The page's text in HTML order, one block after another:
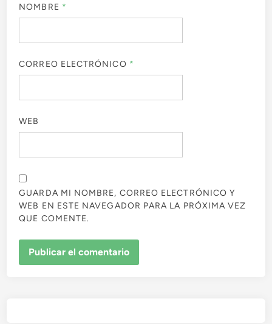
NOMBRE *
CORREO ELECTRÓNICO *
WEB
GUARDA MI NOMBRE, CORREO ELECTRÓNICO Y
WEB EN ESTE NAVEGADOR PARA LA PRÓXIMA VEZ
QUE COMENTE.